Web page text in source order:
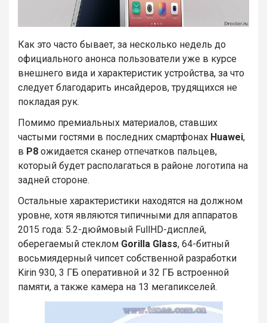
Как это часто бывает, за несколько недель до
официального анонса пользователи уже в курсе
внешнего вида и характеристик устройства, за что
следует благодарить инсайдеров, трудящихся не
покладая рук.
Помимо премиальных материалов, ставших
частыми гостями в последних смартфонах Huawei,
в P8 ожидается сканер отпечатков пальцев,
который будет располагаться в районе логотипа на
задней стороне.
Остальные характеристики находятся на должном
уровне, хотя являются типичными для аппаратов
2015 года: 5.2-дюймовый FullHD-дисплей,
оберегаемый стеклом Gorilla Glass, 64-битный
восьмиядерный чипсет собственной разработки
Kirin 930, 3 ГБ оперативной и 32 ГБ встроенной
памяти, а также камера на 13 мегапикселей.